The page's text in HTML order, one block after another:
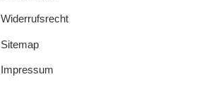
Widerrufsrecht
Sitemap
Impressum